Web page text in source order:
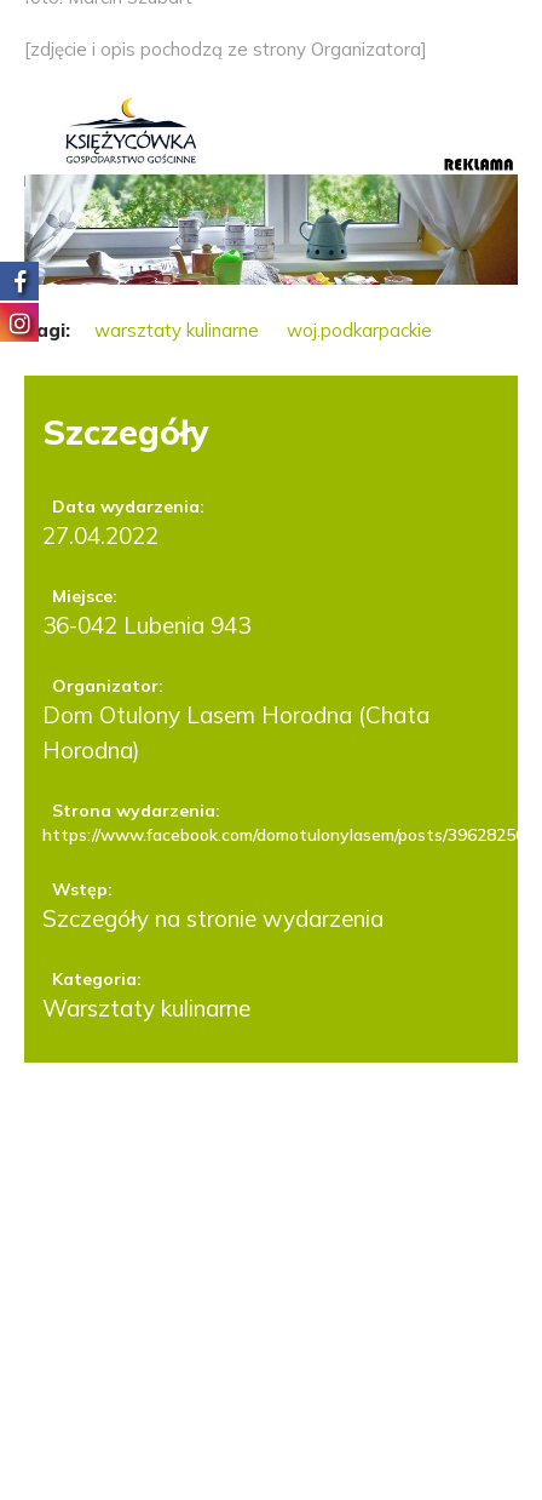
[zdjęcie i opis pochodzą ze strony Organizatora]
Tagi: warsztaty kulinarne woj.podkarpackie
Szczegóły
Data wydarzenia:
27.04.2022
Miejsce:
36-042 Lubenia 943
Organizator:
Dom Otulony Lasem Horodna (Chata
Horodna)
Strona wydarzenia:
https://www.facebook.com/domotulonylasem/posts/
Wstęp:
Szczegóły na stronie wydarzenia
Kategoria:
Warsztaty kulinarne